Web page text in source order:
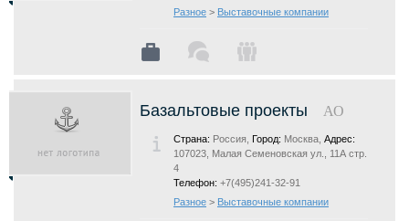
Разное > Выставочные компании
Базальтовые проекты АО
Страна: Россия, Город: Москва, Адрес:
107023, Малая Семеновская ул., 11А стр.
4
Телефон: +7(495)241-32-91
Разное > Выставочные компании